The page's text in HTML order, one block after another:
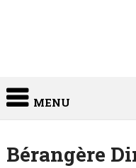
MENU
Bérangère